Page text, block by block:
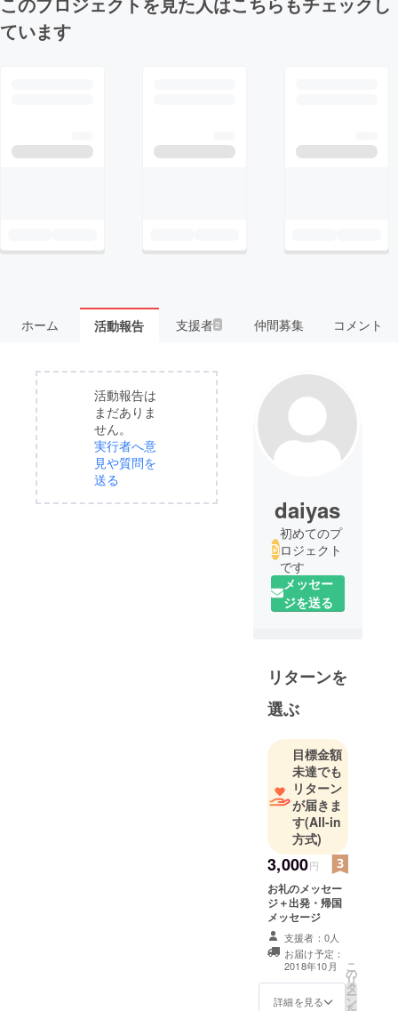
ています
ホーム 活動報告 支援者2 仲間募集 コメント
活動報告は
まだありま
せん。
実行者へ意
見や質問を
送る
daiyas
初めてのプ
ロジェクト
です
メッセー
ジを送る
リターンを
選ぶ
目標金額
未達でも
リターン
が届きま
す(All-in
方式)
3,000円
お礼のメッセー
ジ＋出発・帰国
メッセージ
支援者：0人
お届け予定：
2018年10月
詳細を見る
こ
の
リ
タ
ー
ン